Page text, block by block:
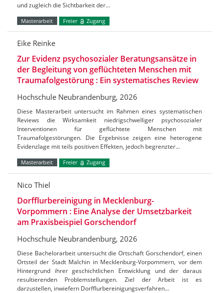
und zugleich die Sichtbarkeit der…
Masterarbeit Freier Zugang
Eike Reinke
Zur Evidenz psychosozialer Beratungsansätze in
der Begleitung von geflüchteten Menschen mit
Traumafolgestörung : Ein systematisches Review
Hochschule Neubrandenburg, 2026
Diese Masterarbeit untersucht im Rahmen eines systematischen
Reviews die Wirksamkeit niedrigschwelliger psychosozialer
Interventionen für geflüchtete Menschen mit
Traumafolgestörungen. Die Ergebnisse zeigen eine heterogene
Evidenzlage mit teils positiven Effekten, jedoch begrenzter…
Masterarbeit Freier Zugang
Nico Thiel
Dorfflurbereinigung in Mecklenburg-
Vorpommern : Eine Analyse der Umsetzbarkeit
am Praxisbeispiel Gorschendorf
Hochschule Neubrandenburg, 2026
Diese Bachelorarbeit untersucht die Ortschaft Gorschendorf, einen
Ortsteil der Stadt Malchin in Mecklenburg-Vorpommern, vor dem
Hintergrund ihrer geschichtlichen Entwicklung und der daraus
resultierenden Problemstellungen. Ziel der Arbeit ist es
darzustellen, inwiefern Dorfflurbereinigungsverfahren…